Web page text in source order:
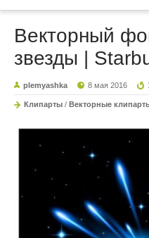
Векторный
звезды |
plemyashka 8 мая 2016
Клипарты / Векторные